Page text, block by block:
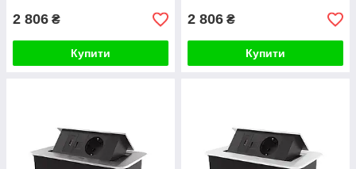
2 806 ₴
Купити
2 806 ₴
Купити